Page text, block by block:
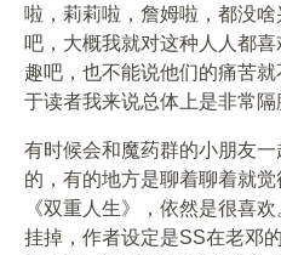
啦，莉莉啦，詹姆啦，都没
吧，大概我就对这种人人都
趣吧，也不能说他们的痛苦
于读者我来说总体上是非常隔
有时候会和魔药群的小朋友
的，有的地方是聊着聊着就
《双重人生》，依然是很喜
挂掉，作者设定是SS在老邓